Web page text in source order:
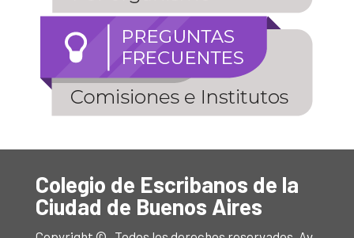
Colegio de Escribanos de la
Ciudad de Buenos Aires